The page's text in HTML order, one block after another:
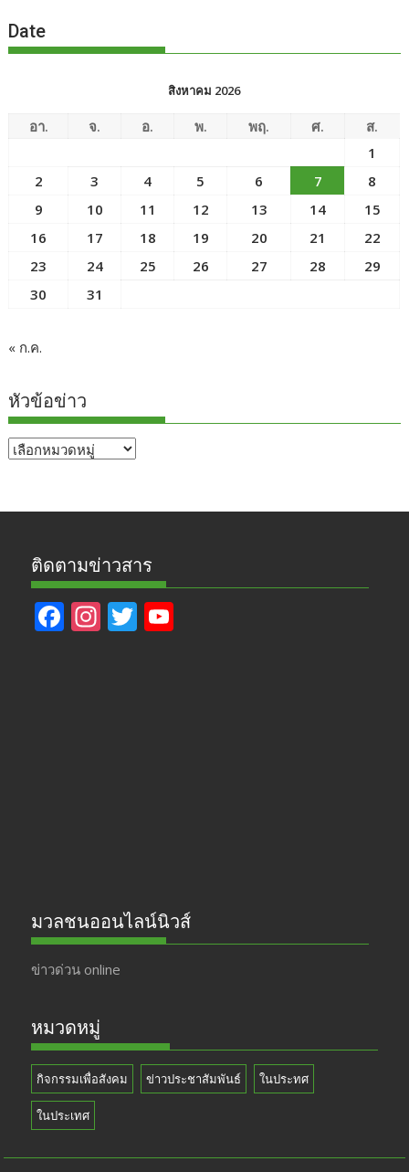
Date
สิงหาคม 2026
อา. จ. อ. พ. พฤ. ศ.
ส.
1
2
3 4 5 6 7
8
9
10 11 12 13 14
15
16
17 18 19 20 21
22
23
24 25 26 27 28
29
30
31
« ก.ค.
หัวข้อข่าว
หัวข้อ
ติดตามข่าวสาร
F In T
มวลชนออนไลน์นิวส์
ข่าวด่วน online
หมวดหมู่
กิจกรรมเพื่อสังคม ข่าวประชาสัมพันธ์ ในประทศ
ในประเทศ